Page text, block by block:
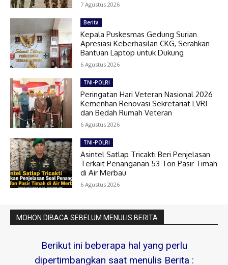
7 Agustus 2026
Berita
Kepala Puskesmas Gedung Surian
Apresiasi Keberhasilan CKG, Serahkan
Bantuan Laptop untuk Dukung
6 Agustus 2026
TNI-POLRI
Peringatan Hari Veteran Nasional 2026
Kemenhan Renovasi Sekretariat LVRI
dan Bedah Rumah Veteran
6 Agustus 2026
TNI-POLRI
Asintel Satlap Tricakti Beri Penjelasan
Terkait Penanganan 53 Ton Pasir Timah
di Air Merbau
6 Agustus 2026
MOHON DIBACA SEBELUM MENULIS BERITA
Berikut ini beberapa hal yang perlu
dipertimbangkan saat menulis Berita :